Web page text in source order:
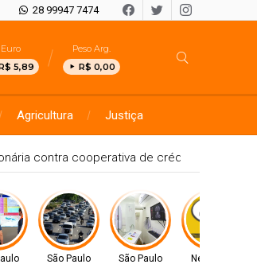
28 99947 7474
Euro
5,89
Peso Arg.
R$ 0,00
Agricultura Justiça
São Paulo São Paulo Negócios